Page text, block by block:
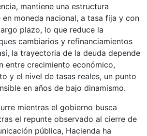
mantiene una estructura
moneda nacional, a tasa fija y con
plazo, lo que reduce la
cambiarios y refinanciamientos
la trayectoria de la deuda depende
entre crecimiento económico,
y el nivel de tasas reales, un punto
en años de bajo dinamismo.
mientras el gobierno busca
el repunte observado al cierre de
pública, Hacienda ha